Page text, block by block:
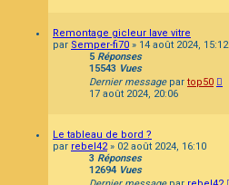
Remontage gicleur lave vitre
par Semper-fi70 » 14 août 2024, 15:12
5 Réponses
15543 Vues
Dernier message par top50
17 août 2024, 20:06
Le tableau de bord ?
par rebel42» 02 août 2024, 16:10
3 Réponses
12694 Vues